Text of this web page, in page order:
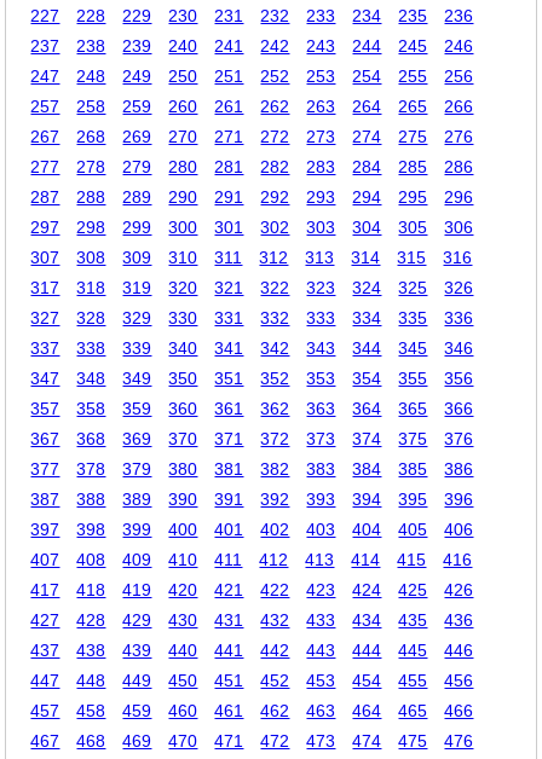
227 228 229 230 231 232 233 234 235
236
237
238 239 240 241 242 243 244 245
246
247
248 249 250 251 252 253 254 255
256
257
258 259 260 261 262 263 264 265
266
267
268 269 270 271 272 273 274 275
276
277
278 279 280 281 282 283 284 285
286
287
288 289 290 291 292 293 294 295
296
297
298 299 300 301 302 303 304 305
306
307
308 309 310 311 312 313 314 315
316
317
318 319 320 321 322 323 324 325
326
327
328 329 330 331 332 333 334 335
336
337
338 339 340 341 342 343 344 345
346
347
348 349 350 351 352 353 354 355
356
357
358 359 360 361 362 363 364 365
366
367
368 369 370 371 372 373 374 375
376
377
378 379 380 381 382 383 384 385
386
387
388 389 390 391 392 393 394 395
396
397
398 399 400 401 402 403 404 405
406
407
408 409 410 411 412 413 414 415
416
417
418 419 420 421 422 423 424 425
426
427
428 429 430 431 432 433 434 435
436
437
438 439 440 441 442 443 444 445
446
447
448 449 450 451 452 453 454 455
456
457
458 459 460 461 462 463 464 465
466
467
468 469 470 471 472 473 474 475
476